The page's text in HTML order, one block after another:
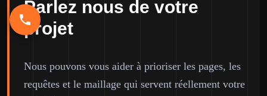
Parlez nous de votre
projet
Nous pouvons vous aider à prioriser les pages, les
requêtes et le maillage qui servent réellement votre